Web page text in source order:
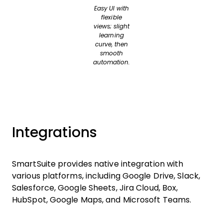
Easy UI with
flexible
views; slight
learning
curve, then
smooth
automation.
Integrations
SmartSuite provides native integration with
various platforms, including Google Drive, Slack,
Salesforce, Google Sheets, Jira Cloud, Box,
HubSpot, Google Maps, and Microsoft Teams.